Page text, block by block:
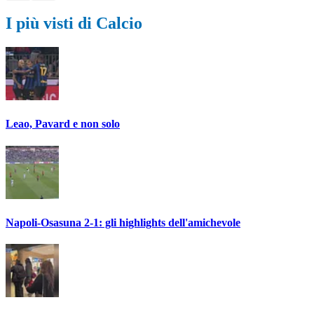
I più visti di Calcio
Leao, Pavard e non solo
Napoli-Osasuna 2-1: gli highlights dell'amichevole